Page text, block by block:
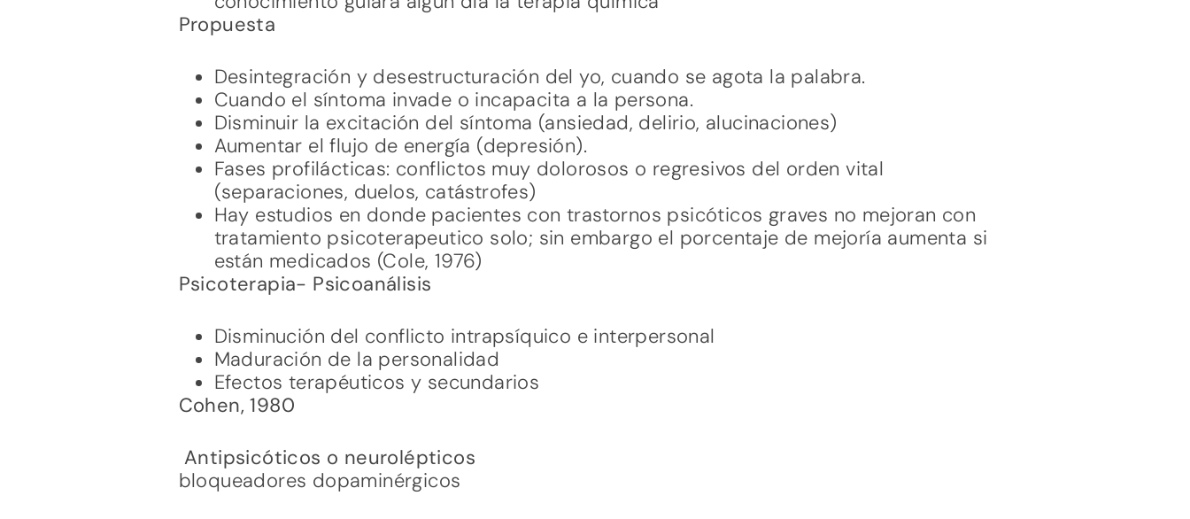
Propuesta
Desintegración y desestructuración del yo, cuando se agota la palabra.
Cuando el síntoma invade o incapacita a la persona.
Disminuir la excitación del síntoma (ansiedad, delirio, alucinaciones)
Aumentar el flujo de energía (depresión).
Fases profilácticas: conflictos muy dolorosos o regresivos del orden vital
(separaciones, duelos, catástrofes)
Hay estudios en donde pacientes con trastornos psicóticos graves no mejoran con
tratamiento psicoterapeutico solo; sin embargo el porcentaje de mejoría aumenta si
están medicados (Cole, 1976)
Psicoterapia- Psicoanálisis
Disminución del conflicto intrapsíquico e interpersonal
Maduración de la personalidad
Efectos terapéuticos y secundarios
Cohen, 1980
Antipsicóticos o neurolépticos
bloqueadores dopaminérgicos